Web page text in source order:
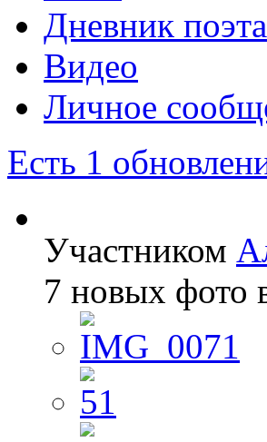
Дневник поэта
Видео
Личное
Есть 1
Участником
7 новых фото